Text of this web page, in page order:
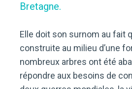
Bretagne.
Elle doit son surnom au fait
construite au milieu d’une
nombreux arbres ont été
répondre aux besoins de